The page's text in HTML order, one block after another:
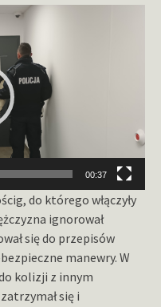
00:37
do którego włączyły
ignorował
się do przepisów
manewry. W
kolizji z innym
się i